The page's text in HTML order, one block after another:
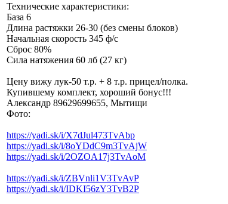
Технические характеристики:
База 6
Длина растяжки 26-30 (без смены блоков)
Начальная скорость 345 ф/с
Сброс 80%
Сила натяжения 60 лб (27 кг)
Цену вижу лук-50 т.р. + 8 т.р. прицел/полка.
Купившему комплект, хороший бонус!!!
Александр 89629699655, Мытищи
Фото:
https://yadi.sk/i/X7dJul473TvAbp
https://yadi.sk/i/8oYDdC9m3TvAjW
https://yadi.sk/i/2OZOA17j3TvAoM
https://yadi.sk/i/ZBVnli1V3TvAvP
https://yadi.sk/i/IDKI56zY3TvB2P